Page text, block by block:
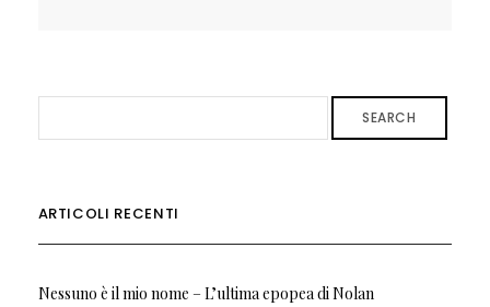
SEARCH
ARTICOLI RECENTI
Nessuno è il mio nome – L’ultima epopea di Nolan